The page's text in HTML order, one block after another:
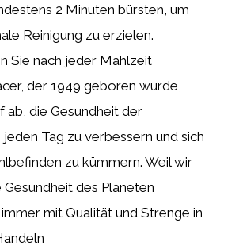
2 Minuten bürsten, um
Reinigung zu erzielen.
Sie nach jeder Mahlzeit
der 1949 geboren wurde,
ab, die Gesundheit der
Tag zu verbessern und sich
zu kümmern. Weil wir
Gesundheit des Planeten
mit Qualität und Strenge in